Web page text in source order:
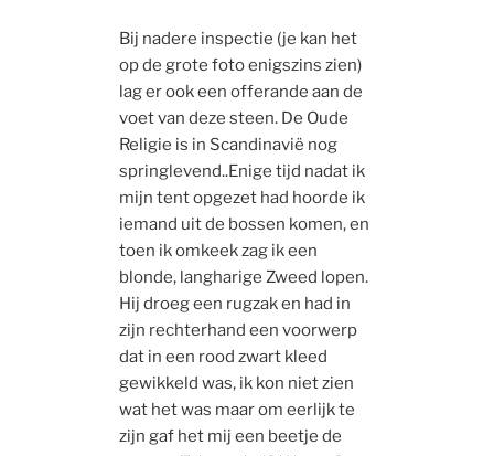
Bij nadere inspectie (je kan het
op de grote foto enigszins zien)
lag er ook een offerande aan de
voet van deze steen. De Oude
Religie is in Scandinavië nog
springlevend..Enige tijd nadat ik
mijn tent opgezet had hoorde ik
iemand uit de bossen komen, en
toen ik omkeek zag ik een
blonde, langharige Zweed lopen.
Hij droeg een rugzak en had in
zijn rechterhand een voorwerp
dat in een rood zwart kleed
gewikkeld was, ik kon niet zien
wat het was maar om eerlijk te
zijn gaf het mij een beetje de